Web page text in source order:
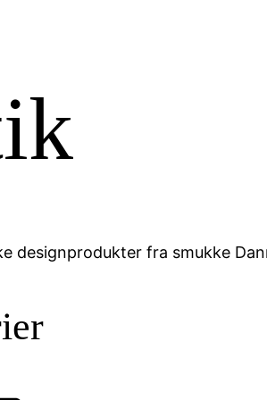
designprodukter fra smukke